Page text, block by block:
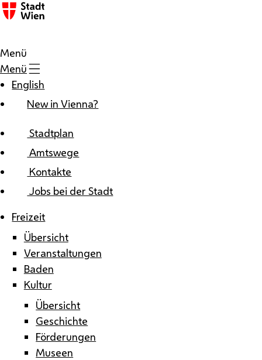
Zum Inhalt
Menü
Menü
English
New in Vienna?
Stadtplan
Amtswege
Kontakte
Jobs bei der Stadt
Freizeit
Übersicht
Veranstaltungen
Baden
Kultur
Übersicht
Geschichte
Förderungen
Museen